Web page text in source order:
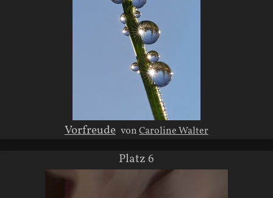
Vorfreude vonCaroline Walter
Platz 6